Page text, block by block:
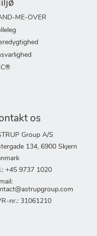
ME-OVER
os
Group A/S
134, 6900 Skjern
+45 9737 1020
nr.: 31061210